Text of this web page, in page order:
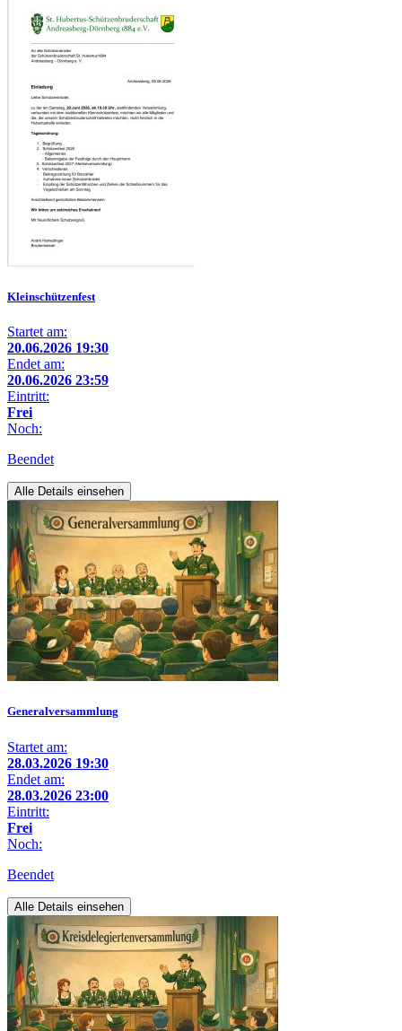
Kleinschützenfest
Startet am:
20.06.2026 19:30
Endet am:
20.06.2026 23:59
Eintritt:
Frei
Noch:
Beendet
Alle Details einsehen
Generalversammlung
Startet am:
28.03.2026 19:30
Endet am:
28.03.2026 23:00
Eintritt:
Frei
Noch:
Beendet
Alle Details einsehen